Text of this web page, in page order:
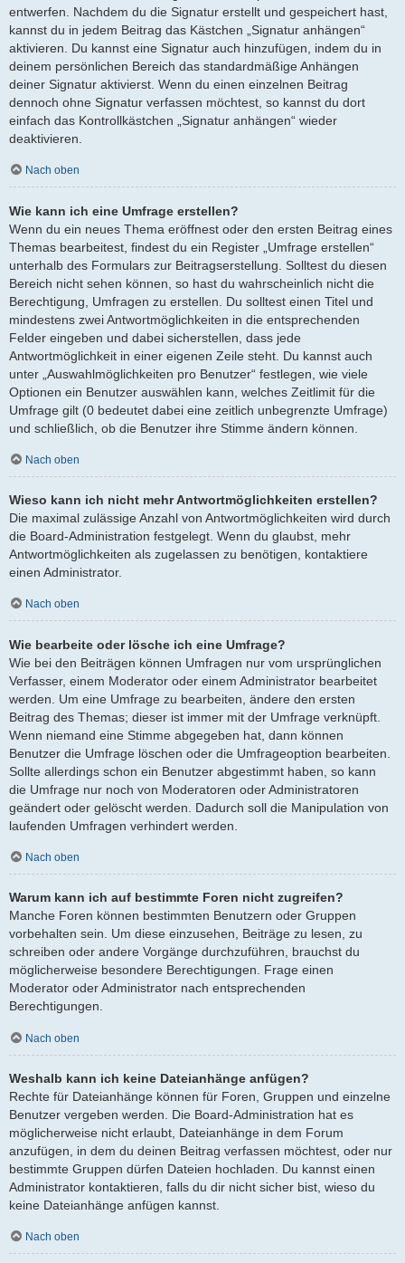
entwerfen. Nachdem du die Signatur erstellt und gespeichert hast,
kannst du in jedem Beitrag das Kästchen „Signatur anhängen“
aktivieren. Du kannst eine Signatur auch hinzufügen, indem du in
deinem persönlichen Bereich das standardmäßige Anhängen
deiner Signatur aktivierst. Wenn du einen einzelnen Beitrag
dennoch ohne Signatur verfassen möchtest, so kannst du dort
einfach das Kontrollkästchen „Signatur anhängen“ wieder
deaktivieren.
Nach oben
Wie kann ich eine Umfrage erstellen?
Wenn du ein neues Thema eröffnest oder den ersten Beitrag eines
Themas bearbeitest, findest du ein Register „Umfrage erstellen“
unterhalb des Formulars zur Beitragserstellung. Solltest du diesen
Bereich nicht sehen können, so hast du wahrscheinlich nicht die
Berechtigung, Umfragen zu erstellen. Du solltest einen Titel und
mindestens zwei Antwortmöglichkeiten in die entsprechenden
Felder eingeben und dabei sicherstellen, dass jede
Antwortmöglichkeit in einer eigenen Zeile steht. Du kannst auch
unter „Auswahlmöglichkeiten pro Benutzer“ festlegen, wie viele
Optionen ein Benutzer auswählen kann, welches Zeitlimit für die
Umfrage gilt (0 bedeutet dabei eine zeitlich unbegrenzte Umfrage)
und schließlich, ob die Benutzer ihre Stimme ändern können.
Nach oben
Wieso kann ich nicht mehr Antwortmöglichkeiten erstellen?
Die maximal zulässige Anzahl von Antwortmöglichkeiten wird durch
die Board-Administration festgelegt. Wenn du glaubst, mehr
Antwortmöglichkeiten als zugelassen zu benötigen, kontaktiere
einen Administrator.
Nach oben
Wie bearbeite oder lösche ich eine Umfrage?
Wie bei den Beiträgen können Umfragen nur vom ursprünglichen
Verfasser, einem Moderator oder einem Administrator bearbeitet
werden. Um eine Umfrage zu bearbeiten, ändere den ersten
Beitrag des Themas; dieser ist immer mit der Umfrage verknüpft.
Wenn niemand eine Stimme abgegeben hat, dann können
Benutzer die Umfrage löschen oder die Umfrageoption bearbeiten.
Sollte allerdings schon ein Benutzer abgestimmt haben, so kann
die Umfrage nur noch von Moderatoren oder Administratoren
geändert oder gelöscht werden. Dadurch soll die Manipulation von
laufenden Umfragen verhindert werden.
Nach oben
Warum kann ich auf bestimmte Foren nicht zugreifen?
Manche Foren können bestimmten Benutzern oder Gruppen
vorbehalten sein. Um diese einzusehen, Beiträge zu lesen, zu
schreiben oder andere Vorgänge durchzuführen, brauchst du
möglicherweise besondere Berechtigungen. Frage einen
Moderator oder Administrator nach entsprechenden
Berechtigungen.
Nach oben
Weshalb kann ich keine Dateianhänge anfügen?
Rechte für Dateianhänge können für Foren, Gruppen und einzelne
Benutzer vergeben werden. Die Board-Administration hat es
möglicherweise nicht erlaubt, Dateianhänge in dem Forum
anzufügen, in dem du deinen Beitrag verfassen möchtest, oder nur
bestimmte Gruppen dürfen Dateien hochladen. Du kannst einen
Administrator kontaktieren, falls du dir nicht sicher bist, wieso du
keine Dateianhänge anfügen kannst.
Nach oben